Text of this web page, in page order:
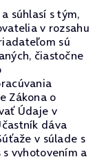
súhlasí s tým,
v rozsahu
sú
čiastočne
Zákona o
Údaje v
dáva
v súlade s
s vyhotovením a